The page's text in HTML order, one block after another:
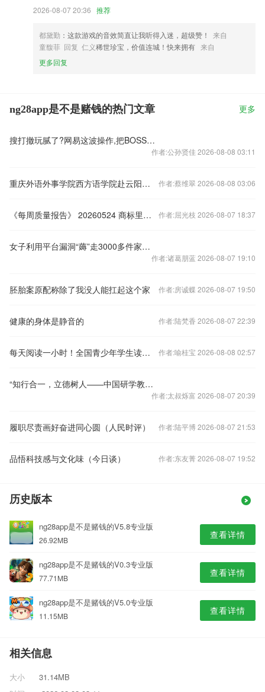
2026-08-07 20:36 推荐
都黛勤 ：这款游戏的音效简直让我听得入迷，超级赞！
来自
童馥菲 回复 仁义稀世珍宝，价值连城！快来拥有 来自
更多回复
ng28app是不是赌钱的热门文章 更多
搜打撤玩腻了?网易这波操作,把BOSS做成了麻辣火锅
作者:公孙贤佳 2026-08-08 03:11
重庆外语外事学院西方语学院赴云阳开展暑期“三下乡”社会实践活动 作者:蔡维翠 2026-08-08 03:06
《每周质量报告》 20260524 商标里的“心机” 作者:屈光枝 2026-08-07 18:37
女子利用平台漏洞“薅”走3000多件家电，她为何涉嫌的是盗窃罪？
作者:诸葛朋蓝 2026-08-07 19:10
胚胎案原配称除了我没人能扛起这个家 作者:房诚蝶 2026-08-07 19:50
健康的身体是静音的 作者:陆梵香 2026-08-07 22:39
每天阅读一小时！全国青少年学生读书行动五大工程启动实施 作者:喻桂宝 2026-08-08 02:57
“知行合一，立德树人——中国研学教育发展研讨会”在京举行
作者:太叔烁富 2026-08-07 20:39
履职尽责画好奋进同心圆（人民时评） 作者:陆平博 2026-08-07 21:53
品悟科技感与文化味（今日谈） 作者:东友菁 2026-08-07 19:52
历史版本
ng28app是不是赌钱的V5.8专业版
26.92MB 查看详情
ng28app是不是赌钱的V0.3专业版
77.71MB 查看详情
ng28app是不是赌钱的V5.0专业版
11.15MB 查看详情
相关信息
大小
31.14MB